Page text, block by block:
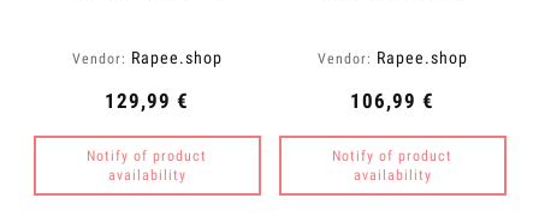
Vendor: Rapee.shop
129,99 €
Notify of product
availability
Vendor: Rapee.shop
106,99 €
Notify of product
availability